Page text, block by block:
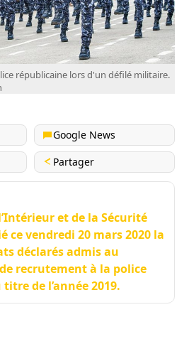
républicaine lors d'un défilé militaire.
Google News
Partager
et de la Sécurité
ce vendredi 20 mars 2020 la
déclarés admis au
recrutement à la police
de l’année 2019.